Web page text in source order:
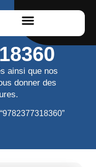
ainsi que nos
donner des